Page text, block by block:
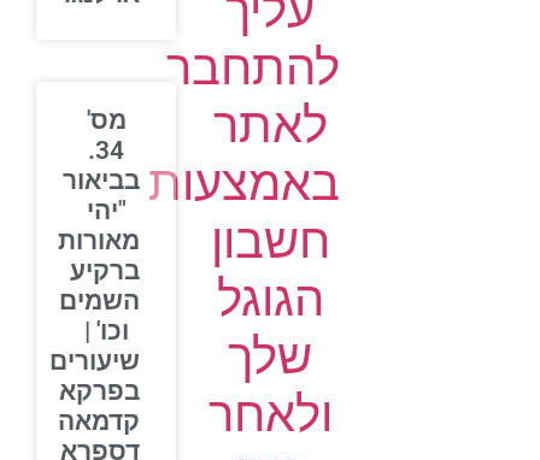
להתחבר
לאתר
באמצעות
חשבון
הגוגל
שלך
ולאחר
מס'
34.
בביאור
"יהי
מאורות
ברקיע
השמים
וכו' |
שיעורים
בפרקא
קדמאה
דספרא